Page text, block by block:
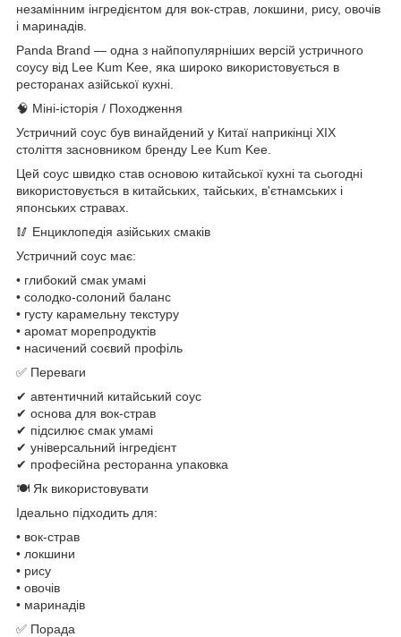
незамінним інгредієнтом для вок-страв, локшини, рису, овочів
і маринадів.
Panda Brand — одна з найпопулярніших версій устричного
соусу від Lee Kum Kee, яка широко використовується в
ресторанах азійської кухні.
🧠 Міні-історія / Походження
Устричний соус був винайдений у Китаї наприкінці XIX
століття засновником бренду Lee Kum Kee.
Цей соус швидко став основою китайської кухні та сьогодні
використовується в китайських, тайських, в'єтнамських і
японських стравах.
🥢 Енциклопедія азійських смаків
Устричний соус має:
• глибокий смак умамі
• солодко-солоний баланс
• густу карамельну текстуру
• аромат морепродуктів
• насичений соєвий профіль
✅ Переваги
✔ автентичний китайський соус
✔ основа для вок-страв
✔ підсилює смак умамі
✔ універсальний інгредієнт
✔ професійна ресторанна упаковка
🍽 Як використовувати
Ідеально підходить для:
• вок-страв
• локшини
• рису
• овочів
• маринадів
✅ Порада